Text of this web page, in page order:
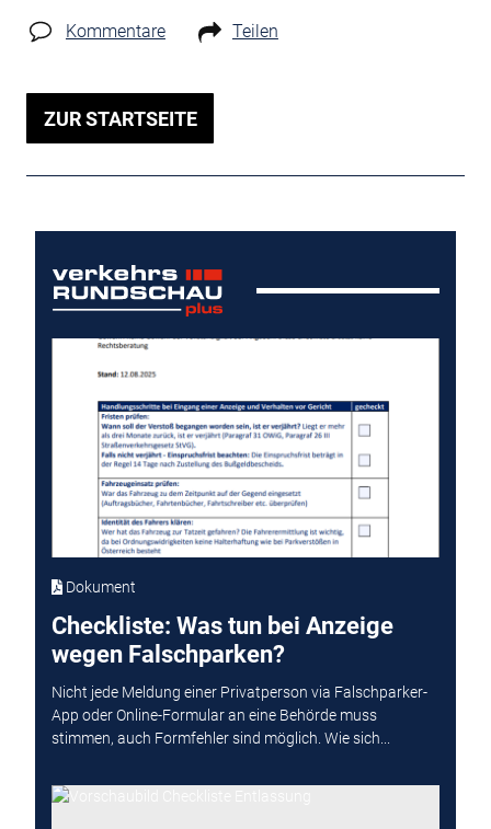
Kommentare Teilen
ZUR STARTSEITE
Dokument
Checkliste: Was tun bei Anzeige
wegen Falschparken?
Nicht jede Meldung einer Privatperson via Falschparker-
App oder Online-Formular an eine Behörde muss
stimmen, auch Formfehler sind möglich. Wie sich...